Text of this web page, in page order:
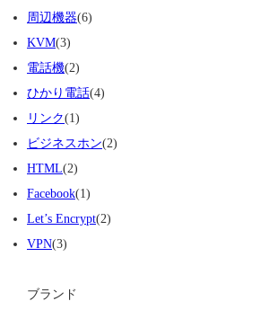
周辺機器(6)
KVM(3)
電話機(2)
ひかり電話(4)
リンク(1)
ビジネスホン(2)
HTML(2)
Facebook(1)
Let’s Encrypt(2)
VPN(3)
ブランド